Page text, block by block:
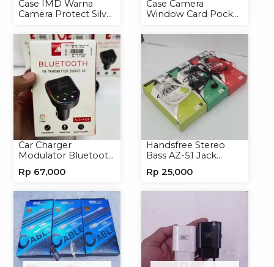
Case IMD Warna
Camera Protect Silver
Hardcase Hologram
Case Camera
Window Card Pocket
Softcase
Car Charger
Modulator Bluetooth
Handphone
Rp 67,000
Handsfree Stereo
Bass AZ-51 Jack
Headset
Rp 25,000